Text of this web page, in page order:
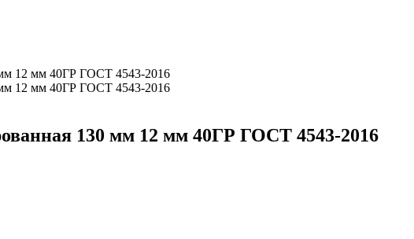
130 мм 12 мм 40ГР ГОСТ 4543-2016